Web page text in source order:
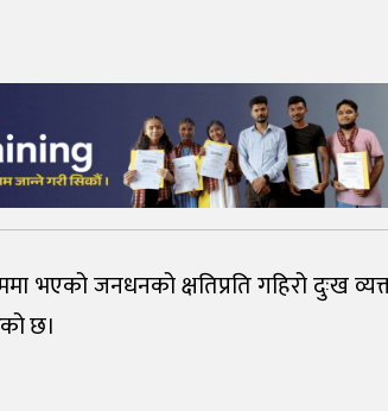
भएको जनधनको क्षतिप्रति गहिरो दुःख
छ।